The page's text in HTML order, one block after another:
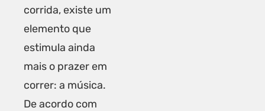
corrida, existe um
elemento que
estimula ainda
mais o prazer em
correr: a música.
De acordo com